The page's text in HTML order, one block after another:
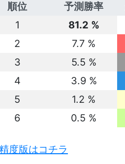
順位
予測勝率
1
81.2 %
2
7.7 %
3
5.5 %
4
3.9 %
5
1.2 %
6
0.5 %
度版はコチラ